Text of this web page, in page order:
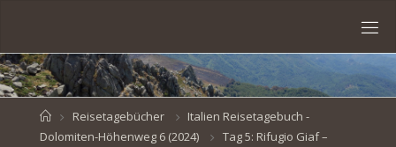
content
VEN
BR
HomeReisetagebücher
Italien Reisetagebuch -
Dolomiten-Höhenweg 6 (2024)
Tag 5: Rifugio Giaf –